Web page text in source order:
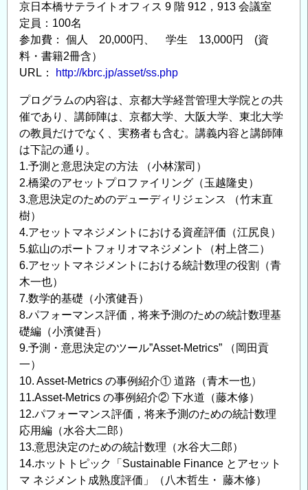
京日本橋サテライトオフィス 9 階 912，913 会議室
定員：100名
参加費： 個人 20,000円、 学生 13,000円 (資
料・書籍2冊含）
URL：
http://kbrc.jp/asset/ss.php
プログラムの内容は、京都大学経営管理大学院との共
催であり、講師陣は、京都大学、大阪大学、東北大学
の教員だけでなく、実務者も含む。講義内容と講師陣
は下記の通り。
1.予測と意思決定の方法 （小林潔司）
2.橋梁のアセットプロファイリング（玉越隆史）
3.意思決定のためのデューディリジェンス （竹末直
樹）
4.アセットマネジメントにおける資産評価（江尻良）
5.鉱山のポートフォリオマネジメント（村上啓二）
6.アセットマネジメントにおける統計数理の役割（青
木一也）
7.数学的基礎（小濱健吾）
8.パフォーマンス評価，将来予測のための統計数理基
礎編（小濱健吾）
9.予測・意思決定のツール”Asset-Metrics” （岡田貢
一）
10. Asset-Metrics の事例紹介① 道路（青木一也）
11.Asset-Metrics の事例紹介② 下水道（藤木修）
12.パフォーマンス評価，将来予測のための統計数理
応用編（水谷大二郎）
13.意思決定のための統計数理（水谷大二郎）
14.ホットトピック「Sustainable Finance とアセット
マ ネジメント成熟度評価」（八木哲生・ 藤木修）